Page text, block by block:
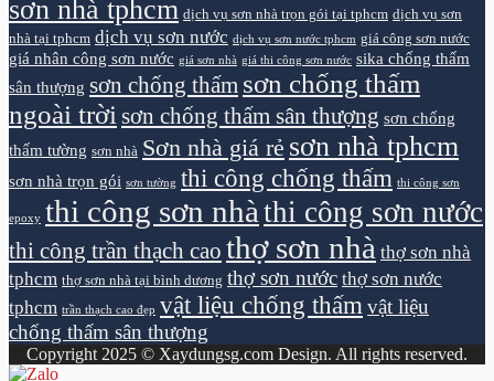
sơn nhà tphcm dịch vụ sơn nhà trọn gói tại tphcm dịch vụ sơn
nhà tại tphcm dịch vụ sơn nước dịch vụ sơn nước tphcm giá công sơn nước
giá nhân công sơn nước giá sơn nhà giá thi công sơn nước sika chống thấm
sân thượng sơn chống thấm sơn chống thấm
ngoài trời sơn chống thấm sân thượng sơn chống
thấm tường sơn nhà Sơn nhà giá rẻ sơn nhà tphcm
sơn nhà trọn gói sơn tường thi công chống thấm thi công sơn
epoxy thi công sơn nhà thi công sơn nước
thi công trần thạch cao thợ sơn nhà thợ sơn nhà
tphcm thợ sơn nhà tại bình dương thợ sơn nước thợ sơn nước
tphcm trần thạch cao đẹp vật liệu chống thấm vật liệu
chống thấm sân thượng
Copyright 2025 © Xaydungsg.com Design. All rights reserved.